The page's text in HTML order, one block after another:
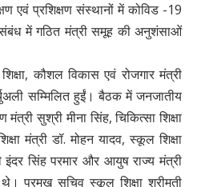
एवं प्रशिक्षण संस्थानों में कोविड -19
संबंध में गठित मंत्री समूह की अनुशंसाओं
कौशल विकास एवं रोजगार मंत्री
सम्मिलित हुईं। बैठक में जनजातीय
सुश्री मीना सिंह, चिकित्सा शिक्षा
मंत्री डॉ. मोहन यादव, स्कूल शिक्षा
इंदर सिंह परमार और आयुष राज्य मंत्री
प्रमुख सचिव स्कूल शिक्षा श्रीमती